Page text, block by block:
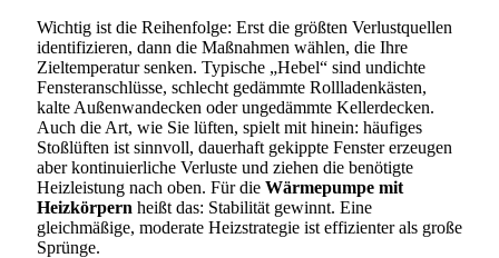
Wichtig ist die Reihenfolge: Erst die größten Verlustquellen
identifizieren, dann die Maßnahmen wählen, die Ihre
Zieltemperatur senken. Typische „Hebel“ sind undichte
Fensteranschlüsse, schlecht gedämmte Rollladenkästen,
kalte Außenwandecken oder ungedämmte Kellerdecken.
Auch die Art, wie Sie lüften, spielt mit hinein: häufiges
Stoßlüften ist sinnvoll, dauerhaft gekippte Fenster erzeugen
aber kontinuierliche Verluste und ziehen die benötigte
Heizleistung nach oben. Für die Wärmepumpe mit
Heizkörpern heißt das: Stabilität gewinnt. Eine
gleichmäßige, moderate Heizstrategie ist effizienter als große
Sprünge.